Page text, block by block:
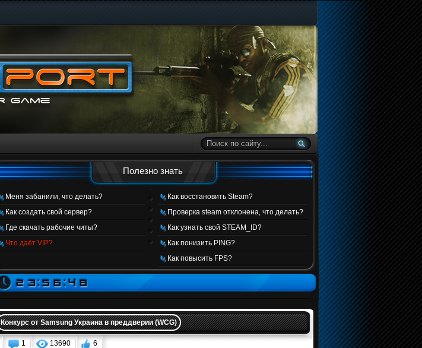
Полезно знать
Меня забанили, что делать?
Как создать свой сервер?
Где скачать рабочие читы?
Что даёт VIP?
Как восстановить Steam?
Проверка steam отклонена, что делать?
Как узнать свой STEAM_ID?
Как понизить PING?
Как повысить FPS?
Конкурс от Samsung Украина в преддверии (WCG)
1 13690 6